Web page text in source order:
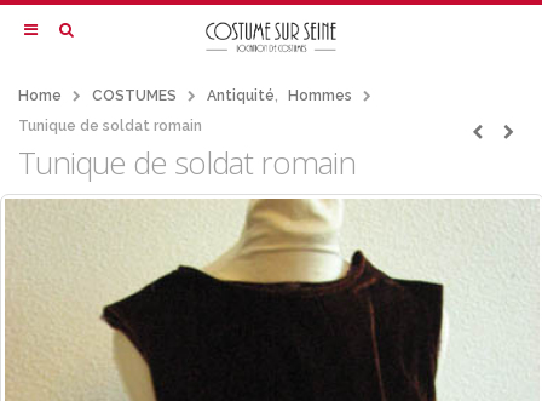
Home COSTUMES Antiquité,
Hommes
Tunique de soldat romain
Tunique de soldat romain